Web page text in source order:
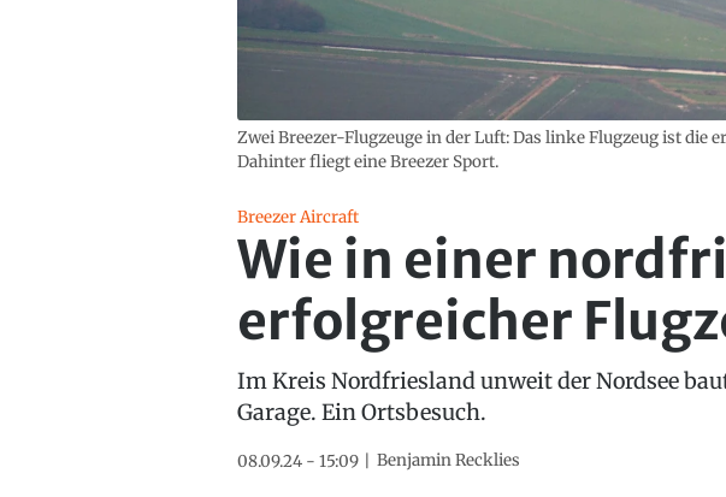
Zwei Breezer-Flugzeuge in der Luft: Das linke Flugzeug ist die
Dahinter fliegt eine Breezer Sport.
Breezer Aircraft
Wie in einer
erfolgreicher
Im Kreis Nordfriesland unweit der Nordsee
Garage. Ein Ortsbesuch.
08.09.24 - 15:09 Benjamin Recklies